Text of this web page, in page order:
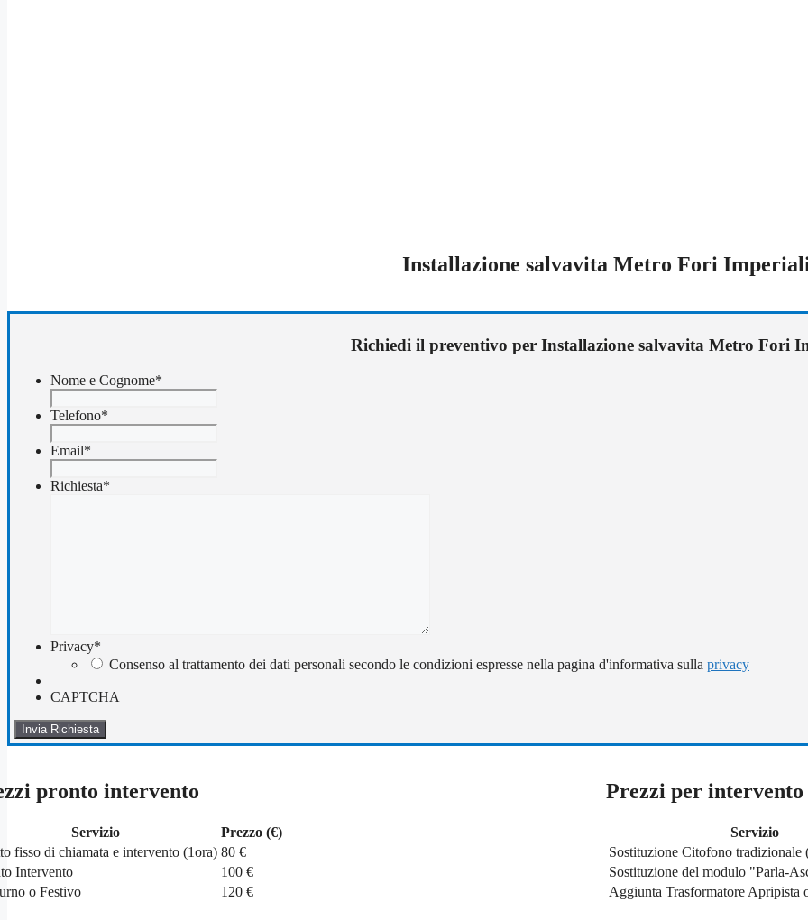
Installazione salvavita Metro Fori
Richiedi il preventivo per Installazione salvavita Metro Fori
Nome e Cognome*
Telefono*
Email*
Richiesta*
Privacy*
Consenso al trattamento dei dati personali secondo le condizioni espresse nella pagina d'informativa sulla privacy
CAPTCHA
pronto intervento
Servizio
Prezzo (€)
fisso di chiamata e intervento (1ora) 80 €
Intervento
100 €
o Festivo
120 €
Prezzi per
Servizio
Sostituzione Citofono tradizionale
Sostituzione del modulo "Parla-
Aggiunta Trasformatore Apripista